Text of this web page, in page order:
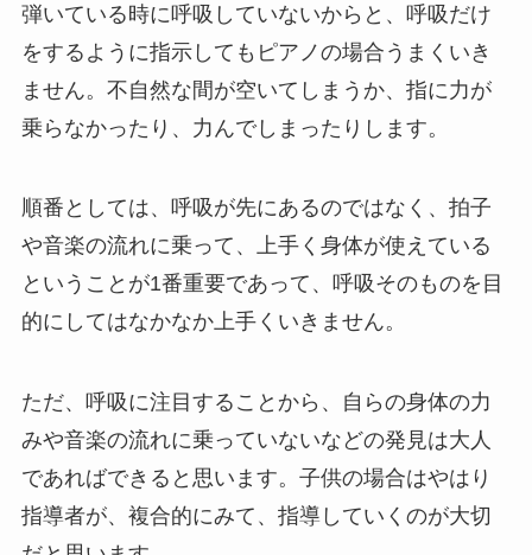
弾いている時に呼吸していないからと、呼吸だけ
をするように指示してもピアノの場合うまくいき
ません。不自然な間が空いてしまうか、指に力が
乗らなかったり、力んでしまったりします。
順番としては、呼吸が先にあるのではなく、拍子
や音楽の流れに乗って、上手く身体が使えている
ということが1番重要であって、呼吸そのものを目
的にしてはなかなか上手くいきません。
ただ、呼吸に注目することから、自らの身体の力
みや音楽の流れに乗っていないなどの発見は大人
であればできると思います。子供の場合はやはり
指導者が、複合的にみて、指導していくのが大切